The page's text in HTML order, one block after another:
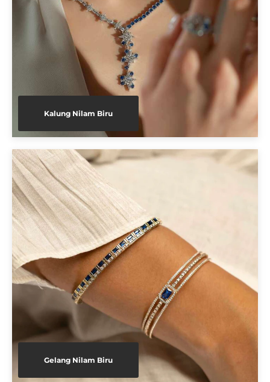
Kalung Nilam Biru
Gelang Nilam Biru